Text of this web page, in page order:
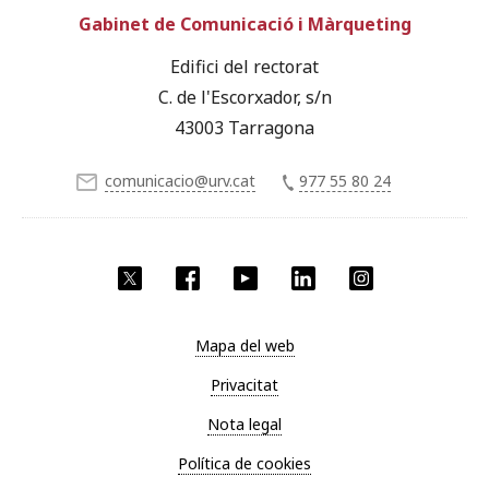
Facebook YouTube LinkedIn
Gabinet de Comunicació i Màrqueting
Edifici del rectorat
C. de l'Escorxador, s/n
43003 Tarragona
comunicacio@urv.cat 977 55 80 24
Mapa del web
Privacitat
Nota legal
Política de cookies